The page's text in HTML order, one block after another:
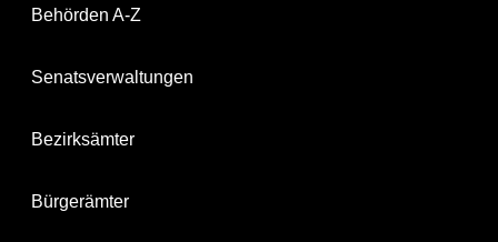
Behörden A-Z
Senatsverwaltungen
Bezirksämter
Bürgerämter